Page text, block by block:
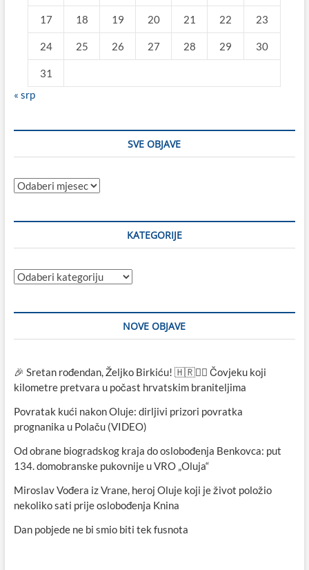
17 18 19 20 21 22 23
24 25 26 27 28 29 30
31
« srp
SVE OBJAVE
Sve
KATEGORIJE
Kategorije
NOVE OBJAVE
🎉 Sretan rođendan, Željko Birkiću! 🇭🇷🏃‍♂️ Čovjeku koji
kilometre pretvara u počast hrvatskim braniteljima
Povratak kući nakon Oluje: dirljivi prizori povratka
prognanika u Polaču (VIDEO)
Od obrane biogradskog kraja do oslobođenja Benkovca: put
134. domobranske pukovnije u VRO „Oluja“
Miroslav Vođera iz Vrane, heroj Oluje koji je život položio
nekoliko sati prije oslobođenja Knina
Dan pobjede ne bi smio biti tek fusnota